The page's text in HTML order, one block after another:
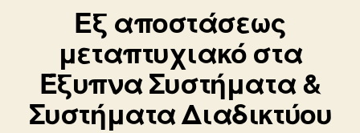
Εξ αποστάσεως
μεταπτυχιακό στα
Έξυπνα Συστήματα &
Συστήματα Διαδικτύου